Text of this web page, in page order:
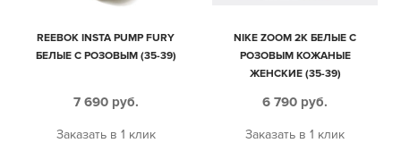
REEBOK INSTA PUMP FURY
БЕЛЫЕ С РОЗОВЫМ (35-39)
7 690 руб.
Заказать в 1 клик
NIKE ZOOM 2K БЕЛЫЕ С
РОЗОВЫМ КОЖАНЫЕ
ЖЕНСКИЕ (35-39)
6 790 руб.
Заказать в 1 клик